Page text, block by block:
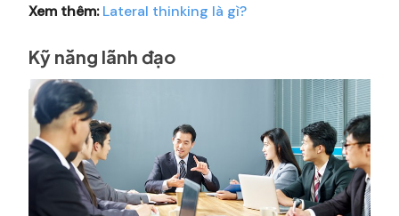
Xem thêm: Lateral thinking là gì?
Kỹ năng lãnh đạo